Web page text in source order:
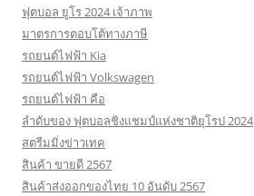
ฟุตบอล ยูโร 2024 เจ้าภาพ
มาตรการตอบโต้ทางภาษี
รถยนต์ไฟฟ้า Kia
รถยนต์ไฟฟ้า Volkswagen
รถยนต์ไฟฟ้า คือ
ลำดับของ ฟุตบอลชิงแชมป์แห่งชาติยุโรป 2024
สตรีมมิ่งข่าวเทค
สินค้า ขายดี 2567
สินค้าส่งออกของไทย 10 อันดับ 2567